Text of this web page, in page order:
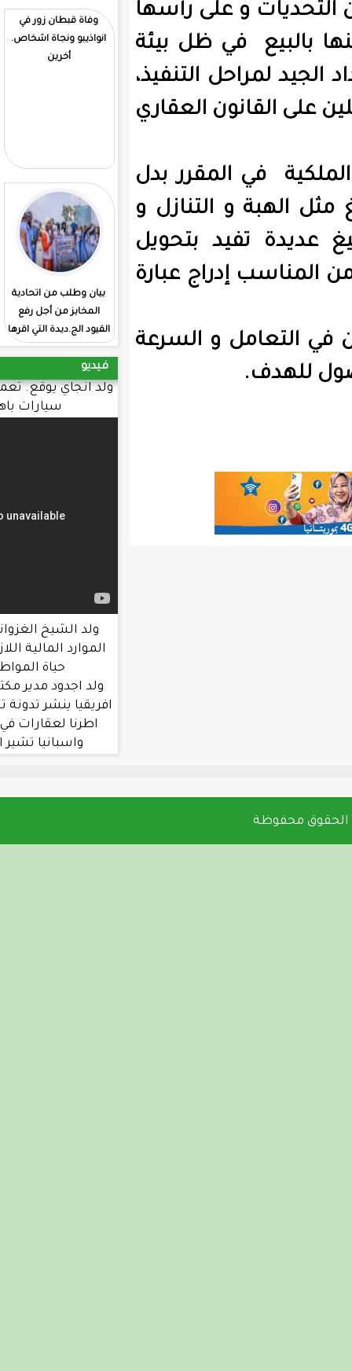
المكتب. السابق
وفاة قبطان زور في
انواذيبو ونجاة اشخاص.
القيود الج.ديدة التي اقرها
المقرر الجديد الحكومي
إطلاق سراح الموريتانيين
المحتجزين في مالي
ولد انجاي يوقع. تعميما يحرم طلب شراء
سيارات باهظة. الثمن
ولد الشيخ الغزواني : الحكومة عبأت
الموارد المالية اللازمة لتحسين ظروف
حياة المواطنين في جول
ولد اجدود مدير مكتب العربية في غرب
افريقيا ينشر تدونة تشير الي تملك بعض
اطرنا لعقارات في دول مثل المغرب
واسبانيا تشير الي اختلاس بين
رأسها
ظل بيئة
التنفيذ،
العقاري
بدل
و
بتحويل
عبارة
و السرعة